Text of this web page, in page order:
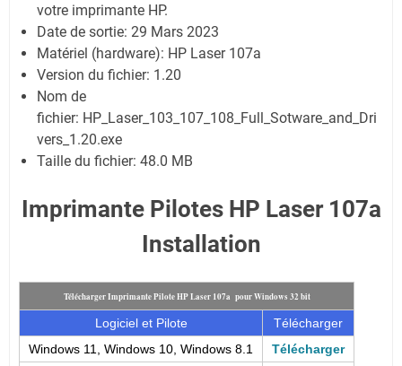
votre imprimante HP.
Date de sortie: 29 Mars 2023
Matériel (hardware): HP Laser 107a
Version du fichier: 1.20
Nom de
fichier: HP_Laser_103_107_108_Full_Sotware_and_Dri
vers_1.20.exe
Taille du fichier: 48.0 MB
Imprimante Pilotes HP Laser 107a
Installation
Télécharger Imprimante Pilote HP Laser 107a pour Windows 32 bit
Logiciel et Pilote
Télécharger
Windows 11, Windows 10, Windows 8.1
Télécharger